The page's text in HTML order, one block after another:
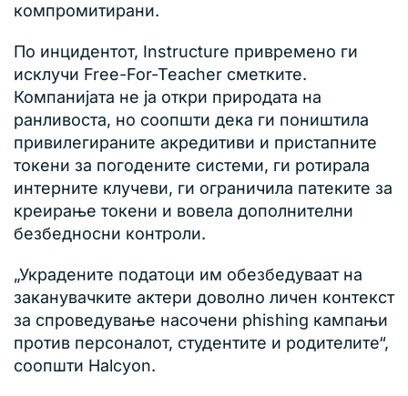
компромитирани.
По инцидентот, Instructure привремено ги
исклучи Free-For-Teacher сметките.
Компанијата не ја откри природата на
ранливоста, но соопшти дека ги поништила
привилегираните акредитиви и пристапните
токени за погодените системи, ги ротирала
интерните клучеви, ги ограничила патеките за
креирање токени и вовела дополнителни
безбедносни контроли.
„Украдените податоци им обезбедуваат на
заканувачките актери доволно личен контекст
за спроведување насочени phishing кампањи
против персоналот, студентите и родителите“,
соопшти Halcyon.